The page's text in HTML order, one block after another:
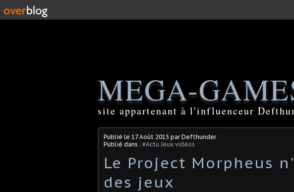
MEGA-
site appartenant à l'influenceur
Publié le 17 Août 2015 par Defthunder
Publié dans : #Actu Jeux vidéos
Le Project Morpheus
des jeux